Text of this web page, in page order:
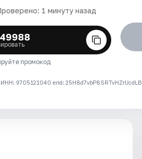
1 минуту назад
промокод
9705121040 erid: 25H8d7vbP8SRTvHZrUcdLB